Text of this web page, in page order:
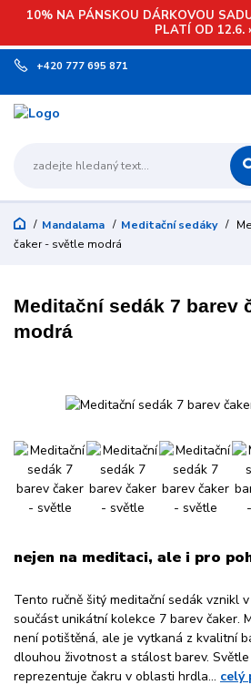
10% NA PÁNSKOU DÁRKOVOU
PLATÍ OD 12.6.
+420 777 695 871
Mandalama Meditační sedáky
čaker - světle modrá
Meditační sedák 7 barev
modrá
nejen na meditaci, ale i pro
Tento ručně šitý meditační sedák vznikl
součást unikátní kolekce 7 barev čaker.
není potištěná, ale je vytkaná z kvalitní
dlouhou životnost a stálost barev.
reprezentuje čakru v oblasti hrdla... celý